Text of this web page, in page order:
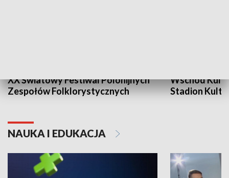
XX Światowy Festiwal Polonijnych
Zespołów Folklorystycznych
Wschód
Stadion
NAUKA I EDUKACJA